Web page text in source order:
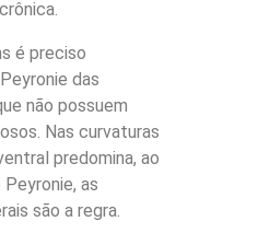
é preciso
das
não possuem
Nas curvaturas
predomina, ao
as
são a regra.